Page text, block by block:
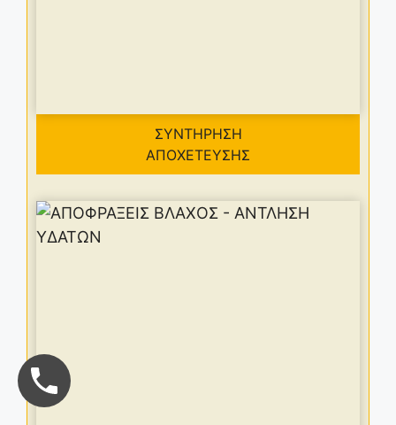
ΣΥΝΤΗΡΗΣΗ
ΑΠΟΧΕΤΕΥΣΗΣ